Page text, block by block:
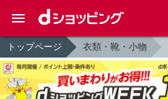
トップページ 衣類・靴・小物